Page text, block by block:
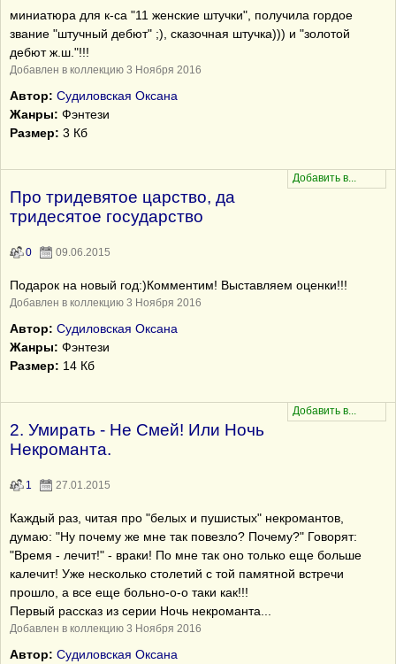
миниатюра для к-са "11 женские штучки", получила гордое
звание "штучный дебют" ;), сказочная штучка))) и "золотой
дебют ж.ш."!!!
Добавлен в коллекцию 3 Ноября 2016
Автор: Судиловская Оксана
Жанры: Фэнтези
Размер: 3 Кб
Про тридевятое царство, да
тридесятое государство
0 09.06.2015
Подарок на новый год:)Комментим! Выставляем оценки!!!
Добавлен в коллекцию 3 Ноября 2016
Автор: Судиловская Оксана
Жанры: Фэнтези
Размер: 14 Кб
2. Умирать - Не Смей! Или Ночь
Некроманта.
1 27.01.2015
Каждый раз, читая про "белых и пушистых" некромантов,
думаю: "Ну почему же мне так повезло? Почему?" Говорят:
"Время - лечит!" - враки! По мне так оно только еще больше
калечит! Уже несколько столетий с той памятной встречи
прошло, а все еще больно-о-о таки как!!!
Первый рассказ из серии Ночь некроманта...
Добавлен в коллекцию 3 Ноября 2016
Автор: Судиловская Оксана